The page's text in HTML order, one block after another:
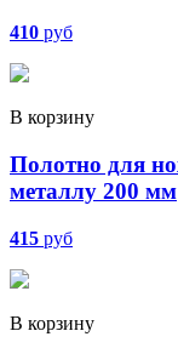
410 руб
В корзину
Полотно для
металлу 200 мм
415 руб
В корзину